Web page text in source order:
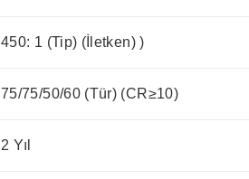
450: 1 (Tip) (İletken) )
75/75/50/60 (Tür) (CR≥10)
2 Yıl